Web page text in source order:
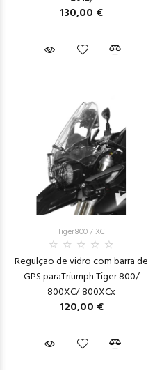
130,00 €
Tiger800 / XC
Regulçao de vidro com barra de
GPS paraTriumph Tiger 800/
800XC/ 800XCx
120,00 €